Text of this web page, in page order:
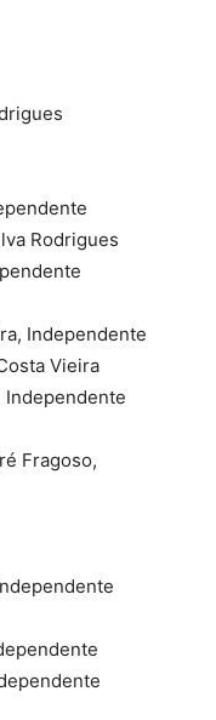
Rodrigues
Independente
Vieira
Independente
Fragoso,